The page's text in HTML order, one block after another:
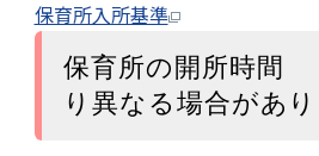
保育所入所基準
保育所の開所時間
り異なる場合があり